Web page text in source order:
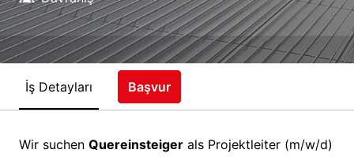
İş Detayları Başvur
Wir suchen Quereinsteiger als Projektleiter (m/w/d)